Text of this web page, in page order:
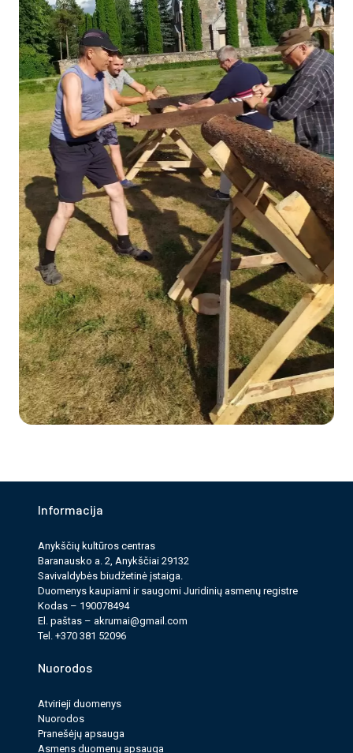
Informacija
Anykščių kultūros cen­tras
Baranausko a. 2, Anykščiai 29132
Savi­valdy­bės biudžet­inė įstaiga.
Duomenys kau­pi­ami ir saugomi Juri­dinių asmenų reg­istre
Kodas – 190078494
El. paš­tas – akrumai@gmail.com
Tel. +370 381 52096
Nuorodos
Atvirieji duomenys
Nuorodos
Pranešėjų apsauga
Asmens duomenų apsauga